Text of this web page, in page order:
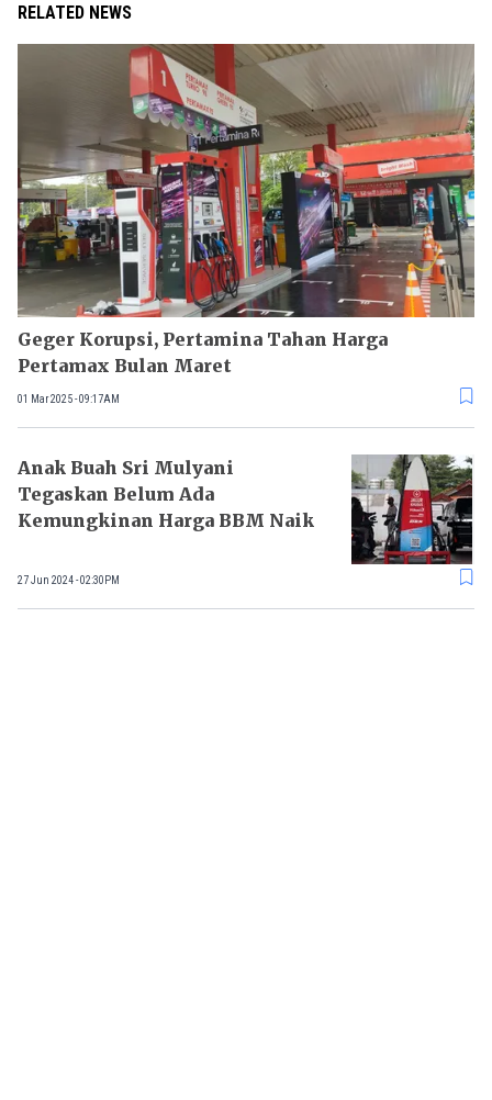
RELATED NEWS
Geger Korupsi, Pertamina Tahan Harga
Pertamax Bulan Maret
01 Mar 2025 - 09:17AM
Anak Buah Sri Mulyani
Tegaskan Belum Ada
Kemungkinan Harga BBM Naik
27 Jun 2024 - 02:30PM